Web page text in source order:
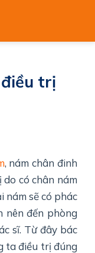
trị
, nám chân đinh
có chân nám
nám sẽ có phác
nên đến phòng
sĩ. Từ đây bác
ta điều trị đúng